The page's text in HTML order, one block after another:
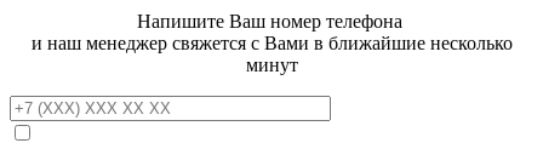
Напишите Ваш номер телефона
и наш менеджер свяжется с Вами в ближайшие несколько
минут